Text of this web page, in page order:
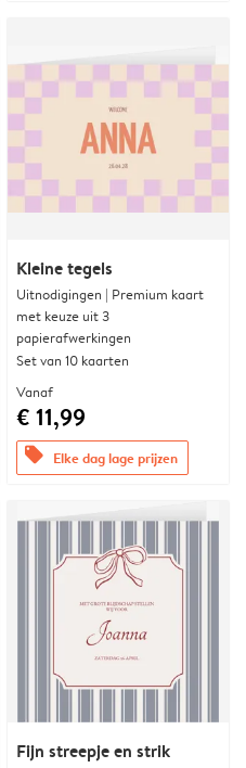
Kleine tegels
Uitnodigingen | Premium kaart
met keuze uit 3
papierafwerkingen
Set van 10 kaarten
Vanaf
€ 11,99
offers Elke dag lage prijzen
Fijn streepje en strik